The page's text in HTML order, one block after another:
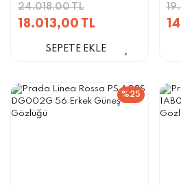
24.018,00 TL
18.013,00 TL
SEPETE EKLE
%25